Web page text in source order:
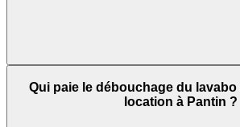
Qui paie le débouchage du
location à Pantin ?